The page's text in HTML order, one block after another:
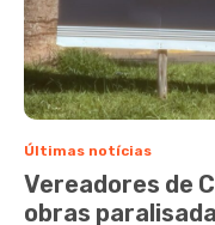
Últimas notícias
Vereadores de
obras